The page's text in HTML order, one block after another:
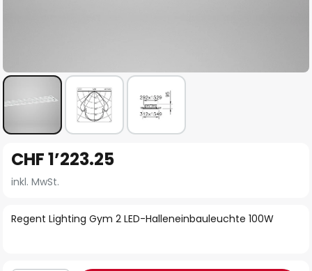
Anfang
der
springen
Regent Lighting Gym 2 LED-Halleneinbauleuchte 100W
CHF 1’223.25
inkl. MwSt.